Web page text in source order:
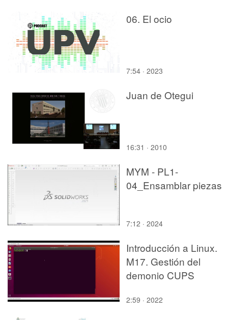
06. El ocio
7:54 · 2023
Juan de Otegui
16:31 · 2010
MYM - PL1-
04_Ensamblar piezas
7:12 · 2024
Introducción a Linux.
M17. Gestión del
demonio CUPS
2:59 · 2022